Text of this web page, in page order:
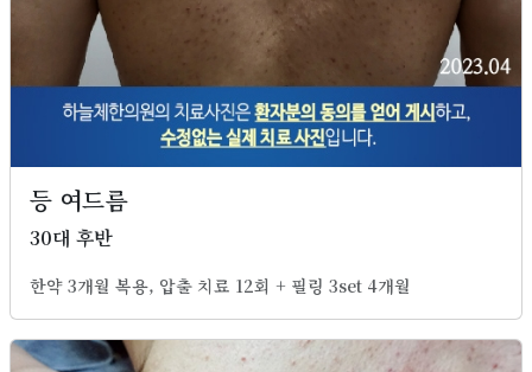
등 여드름
30대 후반
한약 3개월 복용, 압출 치료 12회 + 필링 3set 4개월